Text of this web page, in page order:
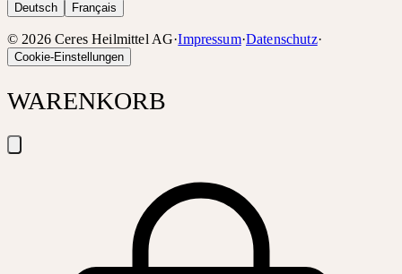
Deutsch Français
©2026 Ceres Heilmittel AG·Impressum·Datenschutz·
Cookie-Einstellungen
WARENKORB